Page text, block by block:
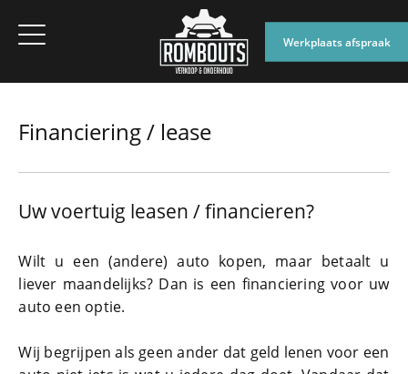
Werkplaats afspraak
Financiering / lease
Uw voertuig leasen / financieren?
Wilt u een (andere) auto kopen, maar betaalt u
liever maandelijks? Dan is een financiering voor uw
auto een optie.
Wij begrijpen als geen ander dat geld lenen voor een